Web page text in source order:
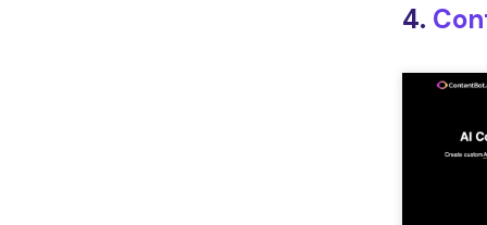
4.